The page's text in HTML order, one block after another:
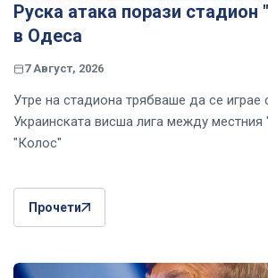
Руска атака порази
в Одеса
7 Август, 2026
Утре на стадиона трябваше да се играе
Украинската висша лига между
"Колос"
Прочети